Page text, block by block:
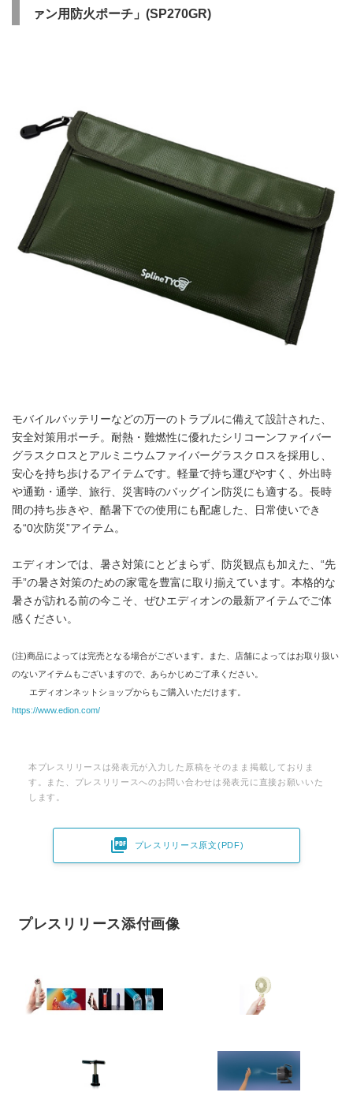
ァン用防火ポーチ」(SP270GR)
モバイルバッテリーなどの万一のトラブルに備えて設計された、
安全対策用ポーチ。耐熱・難燃性に優れたシリコーンファイバー
グラスクロスとアルミニウムファイバーグラスクロスを採用し、
安心を持ち歩けるアイテムです。軽量で持ち運びやすく、外出時
や通勤・通学、旅行、災害時のバッグイン防災にも適する。長時
間の持ち歩きや、酷暑下での使用にも配慮した、日常使いでき
る“0次防災”アイテム。
エディオンでは、暑さ対策にとどまらず、防災観点も加えた、“先
手”の暑さ対策のための家電を豊富に取り揃えています。本格的な
暑さが訪れる前の今こそ、ぜひエディオンの最新アイテムでご体
感ください。
(注)商品によっては完売となる場合がございます。また、店舗によってはお取り扱い
のないアイテムもございますので、あらかじめご了承ください。
エディオンネットショップからもご購入いただけます。
https://www.edion.com/
本プレスリリースは発表元が入力した原稿をそのまま掲載しておりま
す。また、プレスリリースへのお問い合わせは発表元に直接お願いいた
します。
 プレスリリース原文(PDF)
プレスリリース添付画像